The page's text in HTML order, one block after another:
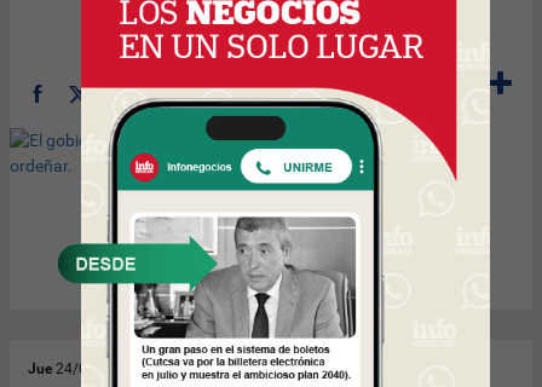
Jue 24/04/2008 Jue24/04/2008